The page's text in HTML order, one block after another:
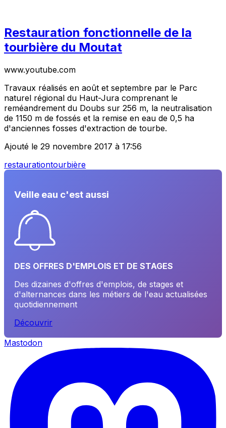
Restauration fonctionnelle de la
tourbière du Moutat
www.youtube.com
Travaux réalisés en août et septembre par le Parc
naturel régional du Haut-Jura comprenant le
reméandrement du Doubs sur 256 m, la neutralisation
de 1150 m de fossés et la remise en eau de 0,5 ha
d'anciennes fosses d'extraction de tourbe.
Ajouté le 29 novembre 2017 à 17:56
restaurationtourbière
Veille eau c'est aussi
DES OFFRES D'EMPLOIS ET DE STAGES
Des dizaines d'offres d'emplois, de stages et
d'alternances dans les métiers de l'eau actualisées
quotidiennement
Découvrir
Mastodon